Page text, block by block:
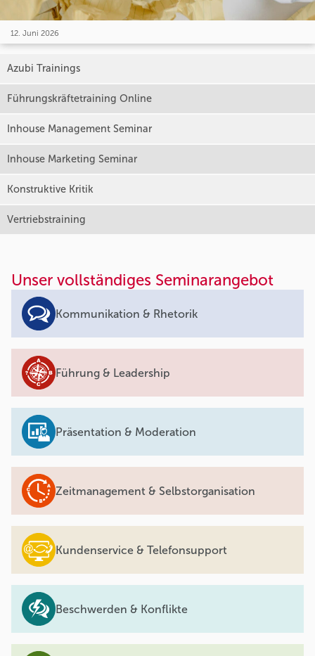
12. Juni 2026
Azubi Trainings
Führungskräftetraining Online
Inhouse Management Seminar
Inhouse Marketing Seminar
Konstruktive Kritik
Vertriebstraining
Unser vollständiges Seminarangebot
Kommunikation & Rhetorik
Führung & Leadership
Präsentation & Moderation
Zeitmanagement & Selbstorganisation
Kundenservice & Telefonsupport
Beschwerden & Konflikte